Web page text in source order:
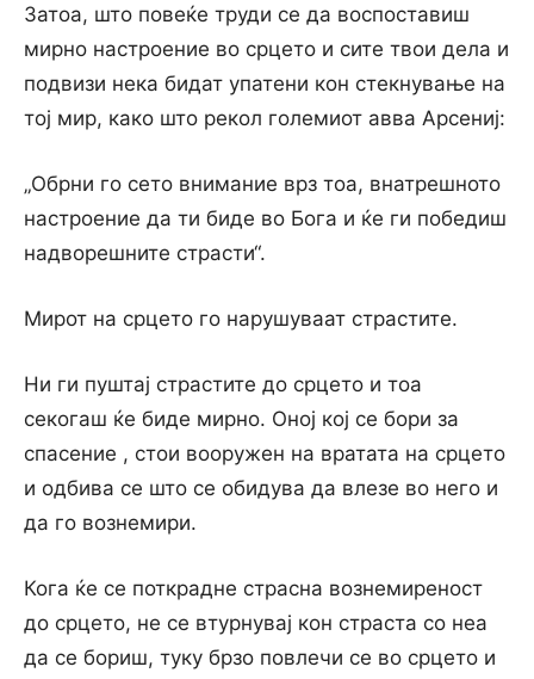
Затоа, што повеќе труди се да воспоставиш
мирно настроение во срцето и сите твои дела и
подвизи нека бидат упатени кон стекнување на
тој мир, како што рекол големиот авва Арсениј:
„Обрни го сето внимание врз тоа, внатрешното
настроение да ти биде во Бога и ќе ги победиш
надворешните страсти“.
Мирот на срцето го нарушуваат страстите.
Ни ги пуштај страстите до срцето и тоа
секогаш ќе биде мирно. Оној кој се бори за
спасение , стои вооружен на вратата на срцето
и одбива се што се обидува да влезе во него и
да го вознемири.
Кога ќе се поткрадне страсна вознемиреност
до срцето, не се втурнувај кон страста со неа
да се бориш, туку брзо повлечи се во срцето и